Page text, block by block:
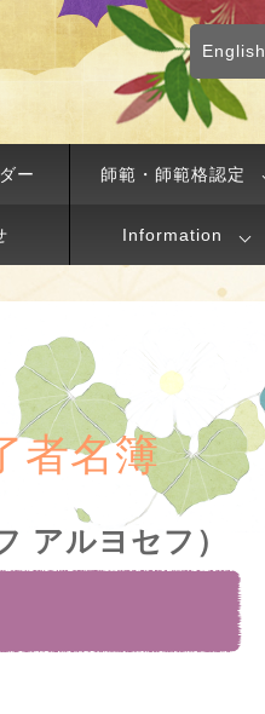
English
ー 師範・師範格認定
Information
者名簿
アルヨセフ）